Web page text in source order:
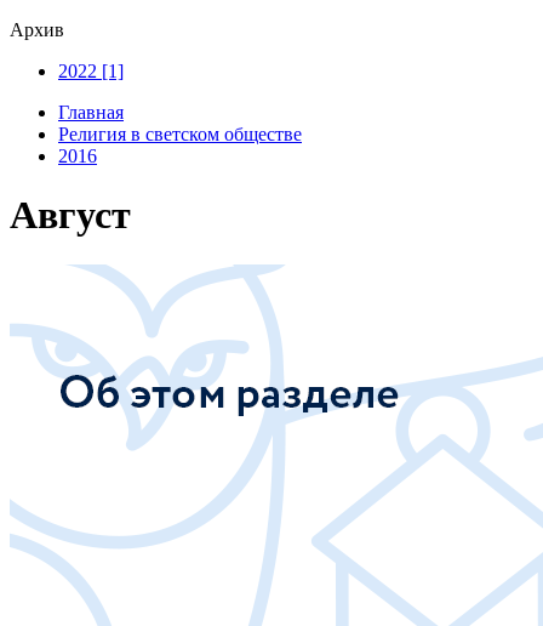
Архив
2022 [1]
Главная
Религия в светском обществе
2016
Август